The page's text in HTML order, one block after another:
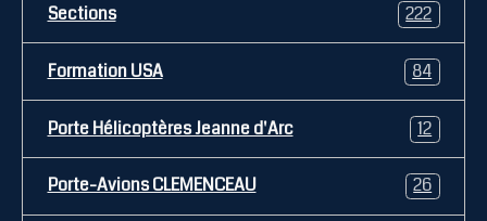
Sections 222
Formation USA 84
Porte Hélicoptères Jeanne d'Arc 12
Porte-Avions CLEMENCEAU 26